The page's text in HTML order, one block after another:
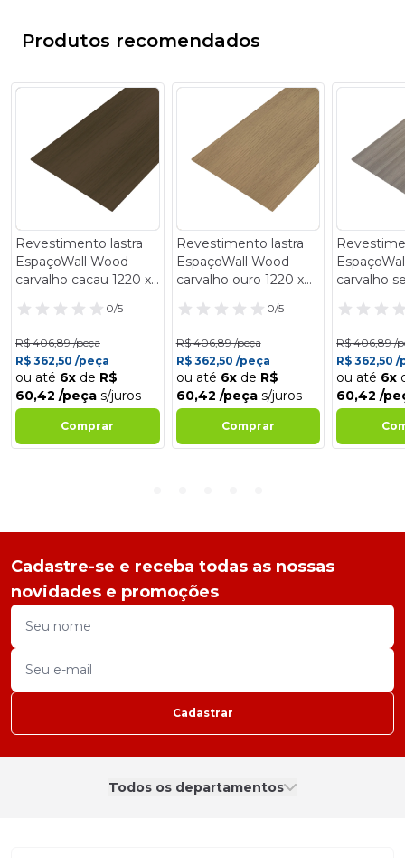
Produtos recomendados
Revestimento lastra
EspaçoWall Wood
carvalho cacau 1220 x
0/5
R$ 406,89 /peça
R$ 362,50 /peça
ou até 6x de R$
60,42 /peça s/juros
Comprar
Revestimento lastra
EspaçoWall Wood
carvalho ouro 1220 x
0/5
R$ 406,89 /peça
R$ 362,50 /peça
ou até 6x de R$
60,42 /peça s/juros
Comprar
carvalho
R$ 406,89 /
R$ 362,50
ou até 6x
60,42 /
Cadastre-se e receba todas as nossas
novidades e promoções
Cadastrar
Todos os departamentos